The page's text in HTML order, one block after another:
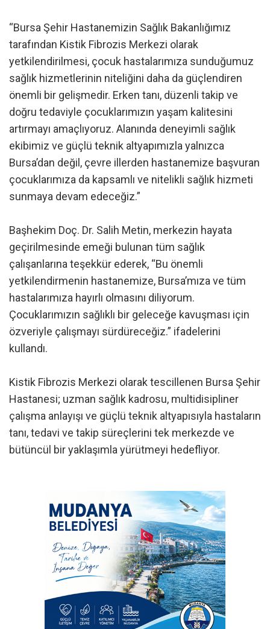
“Bursa Şehir Hastanemizin Sağlık Bakanlığımız
tarafından Kistik Fibrozis Merkezi olarak
yetkilendirilmesi, çocuk hastalarımıza sunduğumuz
sağlık hizmetlerinin niteliğini daha da güçlendiren
önemli bir gelişmedir. Erken tanı, düzenli takip ve
doğru tedaviyle çocuklarımızın yaşam kalitesini
artırmayı amaçlıyoruz. Alanında deneyimli sağlık
ekibimiz ve güçlü teknik altyapımızla yalnızca
Bursa’dan değil, çevre illerden hastanemize başvuran
çocuklarımıza da kapsamlı ve nitelikli sağlık hizmeti
sunmaya devam edeceğiz.”
Başhekim Doç. Dr. Salih Metin, merkezin hayata
geçirilmesinde emeği bulunan tüm sağlık
çalışanlarına teşekkür ederek, “Bu önemli
yetkilendirmenin hastanemize, Bursa’mıza ve tüm
hastalarımıza hayırlı olmasını diliyorum.
Çocuklarımızın sağlıklı bir geleceğe kavuşması için
özveriyle çalışmayı sürdüreceğiz.” ifadelerini
kullandı.
Kistik Fibrozis Merkezi olarak tescillenen Bursa Şehir
Hastanesi; uzman sağlık kadrosu, multidisipliner
çalışma anlayışı ve güçlü teknik altyapısıyla hastaların
tanı, tedavi ve takip süreçlerini tek merkezde ve
bütüncül bir yaklaşımla yürütmeyi hedefliyor.